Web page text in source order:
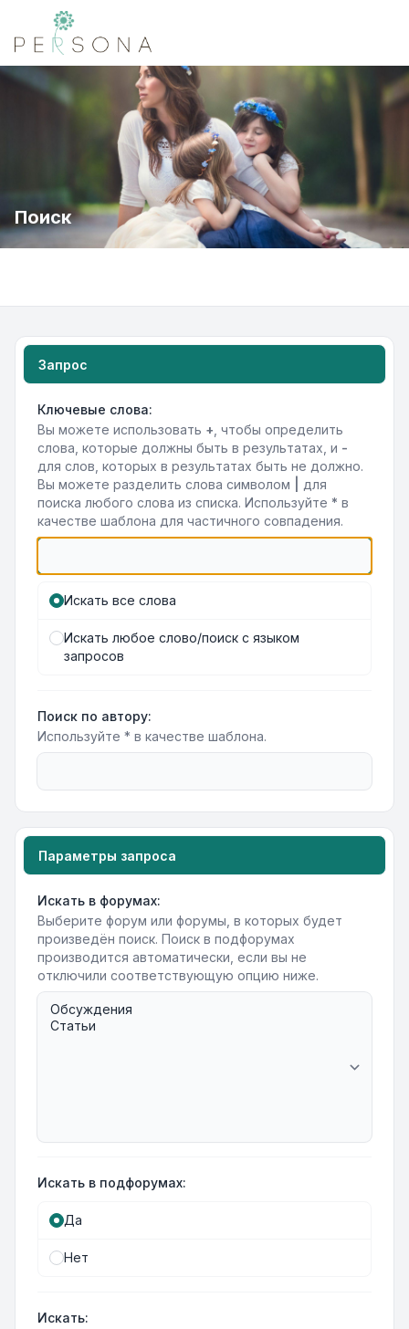
Поиск
Запрос
Ключевые слова:
Вы можете использовать + , чтобы определить
слова, которые должны быть в результатах, и -
для слов, которых в результатах быть не должно.
Вы можете разделить слова символом
для
поиска любого слова из списка. Используйте * в
качестве шаблона для частичного совпадения.
Искать все слова
Искать любое слово/поиск с языком
запросов
Поиск по автору:
Используйте * в качестве шаблона.
Параметры запроса
Искать в форумах:
Выберите форум или форумы, в которых будет
произведён поиск. Поиск в подфорумах
производится автоматически, если вы не
отключили соответствующую опцию ниже.
Искать в подфорумах:
Да
Нет
Искать: